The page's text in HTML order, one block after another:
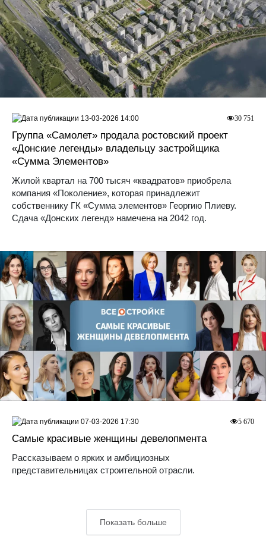
Группа «Самолет» продала ростовский проект
«Донские легенды» владельцу застройщика
«Сумма Элементов»
Жилой квартал на 700 тысяч «квадратов» приобрела
компания «Поколение», которая принадлежит
собственнику ГК «Сумма элементов» Георгию Плиеву.
Сдача «Донских легенд» намечена на 2042 год.
30 751
13-03-2026 14:00
Самые красивые женщины девелопмента
Рассказываем о ярких и амбициозных
представительницах строительной отрасли.
5 670
07-03-2026 17:30
Показать больше